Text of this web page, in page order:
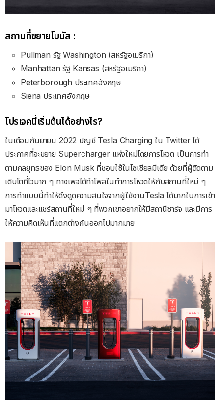
สถานที่ขยายโบนัส :
Pullman รัฐ Washington (สหรัฐอเมริกา)
Manhattan รัฐ Kansas (สหรัฐอเมริกา)
Peterborough ประเทศอังกฤษ
Siena ประเทศอังกฤษ
โปรเจคนี้เริ่มต้นได้อย่างไร?
ในเดือนกันยายน 2022 บัญชี Tesla Charging ใน Twitter ได้
ประกาศที่จะขยาย Supercharger แห่งใหม่โดยการโหวต เป็นการทำ
ตามกลยุทธของ Elon Musk ที่ชอบใช้ในโซเชียลมีเดีย ด้วยที่ผู้ติดตาม
เติบโตที่ไวมาก ๆ ทางเพจได้ทำโพลในทำการโหวตให้กับสถานที่ใหม่ ๆ
การทำแบบนี้ทำให้ดึงดูดความสนใจจากผู้ใช้งานTesla ได้มากในการเข้า
มาโหวตและแชร์สถานที่ใหม่ ๆ ที่พวกเขาอยากให้มีสถานีชาร์จ และมีการ
ให้ความคิดเห็นที่แตกต่างกันออกไปมากมาย